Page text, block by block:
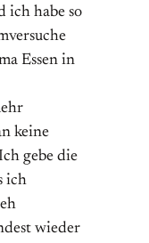
ich habe so
Essen in
keine
gebe die
ich
wieder